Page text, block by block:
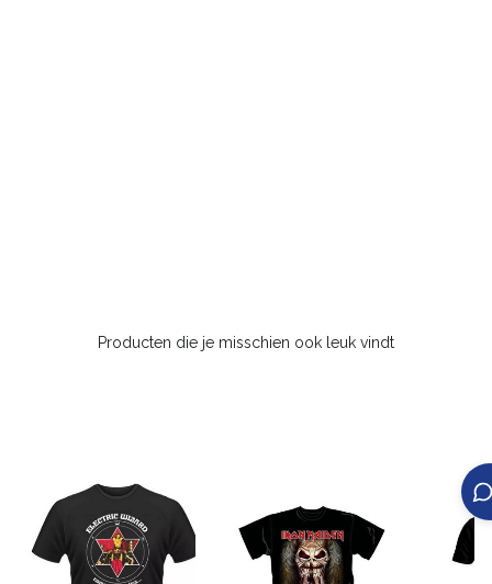
Producten die je misschien ook leuk vindt